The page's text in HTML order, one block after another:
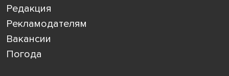
Редакция
Рекламодателям
Вакансии
Погода